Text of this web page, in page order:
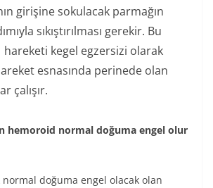
girişine sokulacak parmağın
sıkıştırılması gerekir. Bu
hareketi kegel egzersizi olarak
esnasında perinede olan
çalışır.
hemoroid normal doğuma engel olur
doğuma engel olacak olan